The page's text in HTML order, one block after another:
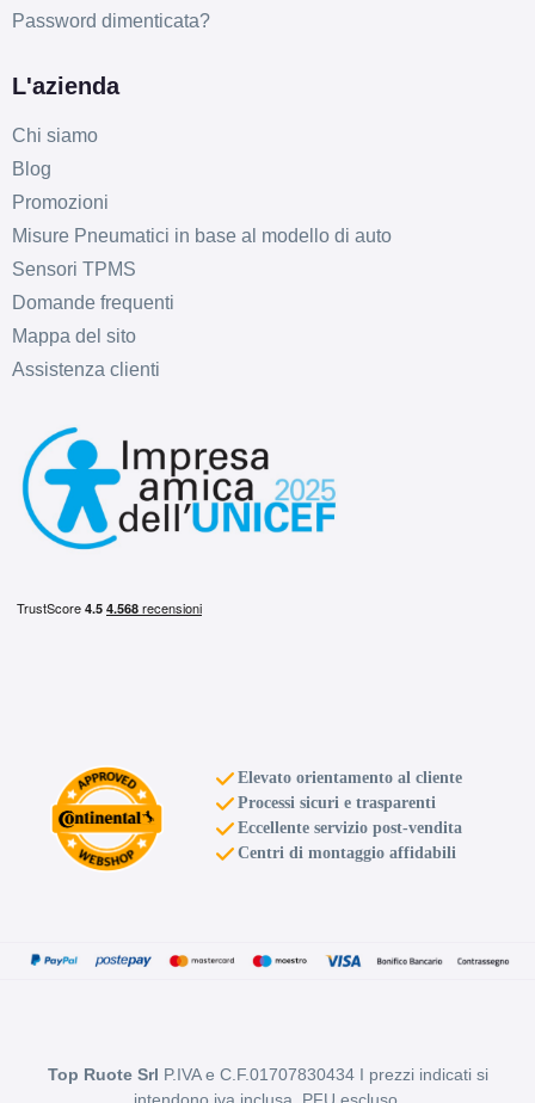
Password dimenticata?
L'azienda
Chi siamo
Blog
Promozioni
Misure Pneumatici in base al modello di auto
Sensori TPMS
Domande frequenti
Mappa del sito
Assistenza clienti
Elevato orientamento al cliente
Processi sicuri e trasparenti
Eccellente servizio post-vendita
Centri di montaggio affidabili
Top Ruote Srl P.IVA e C.F.01707830434 I prezzi indicati si